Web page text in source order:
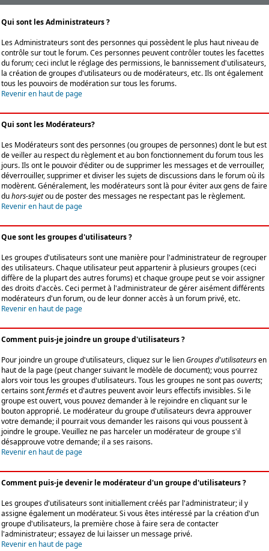
Qui sont les Administrateurs ?
Les Administrateurs sont des personnes qui possèdent le plus haut niveau de
contrôle sur tout le forum. Ces personnes peuvent contrôler toutes les facettes
du forum; ceci inclut le réglage des permissions, le bannissement d'utilisateurs,
la création de groupes d'utilisateurs ou de modérateurs, etc. Ils ont également
tous les pouvoirs de modération sur tous les forums.
Revenir en haut de page
Qui sont les Modérateurs?
Les Modérateurs sont des personnes (ou groupes de personnes) dont le but est
de veiller au respect du règlement et au bon fonctionnement du forum tous les
jours. Ils ont le pouvoir d'éditer ou de supprimer les messages et de verrouiller,
déverrouiller, supprimer et diviser les sujets de discussions dans le forum où ils
modèrent. Généralement, les modérateurs sont là pour éviter aux gens de faire
duhors-sujetou de poster des messages ne respectant pas le règlement.
Revenir en haut de page
Que sont les groupes d'utilisateurs ?
Les groupes d'utilisateurs sont une manière pour l'administrateur de regrouper
des utilisateurs. Chaque utilisateur peut appartenir à plusieurs groupes (ceci
diffère de la plupart des autres forums) et chaque groupe peut se voir assigner
des droits d'accès. Ceci permet à l'administrateur de gérer aisément différents
modérateurs d'un forum, ou de leur donner accès à un forum privé, etc.
Revenir en haut de page
Comment puis-je joindre un groupe d'utilisateurs ?
Pour joindre un groupe d'utilisateurs, cliquez sur le lienGroupes d'utilisateursen
haut de la page (peut changer suivant le modèle de document); vous pourrez
alors voir tous les groupes d'utilisateurs. Tous les groupes ne sont pasouverts;
certains sontferméset d'autres peuvent avoir leurs effectifs invisibles. Si le
groupe est ouvert, vous pouvez demander à le rejoindre en cliquant sur le
bouton approprié. Le modérateur du groupe d'utilisateurs devra approuver
votre demande; il pourrait vous demander les raisons qui vous poussent à
joindre le groupe. Veuillez ne pas harceler un modérateur de groupe s'il
désapprouve votre demande; il a ses raisons.
Revenir en haut de page
Comment puis-je devenir le modérateur d'un groupe d'utilisateurs ?
Les groupes d'utilisateurs sont initiallement créés par l'administrateur; il y
assigne également un modérateur. Si vous êtes intéressé par la création d'un
groupe d'utilisateurs, la première chose à faire sera de contacter
l'administrateur; essayez de lui laisser un message privé.
Revenir en haut de page